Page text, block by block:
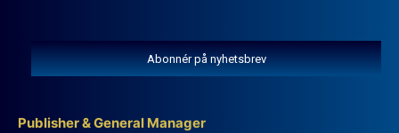
Abonnér på nyhetsbrev
Publisher & General Manager